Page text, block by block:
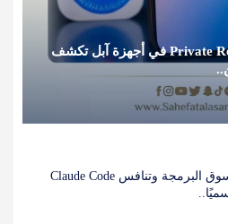
ثغرة جديدة.. ميزة Private Relay في أجهزة آبل تكشف
ميتا تقتحم سوق البرمجة وتنافس Claude Code